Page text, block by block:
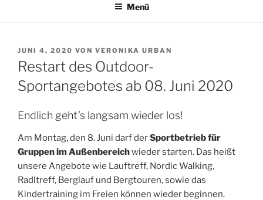
Menü
VERÖFFENTLICHT
AM
JUNI 4, 2020 VON VERONIKA URBAN
Restart des Outdoor-
Sportangebotes ab 08. Juni 2020
Endlich geht’s langsam wieder los!
Am Montag, den 8. Juni darf derSportbetrieb für
Gruppen im Außenbereichwieder starten. Das heißt
unsere Angebote wie Lauftreff, Nordic Walking,
Radltreff, Berglauf und Bergtouren, sowie das
Kindertraining im Freien können wieder beginnen.